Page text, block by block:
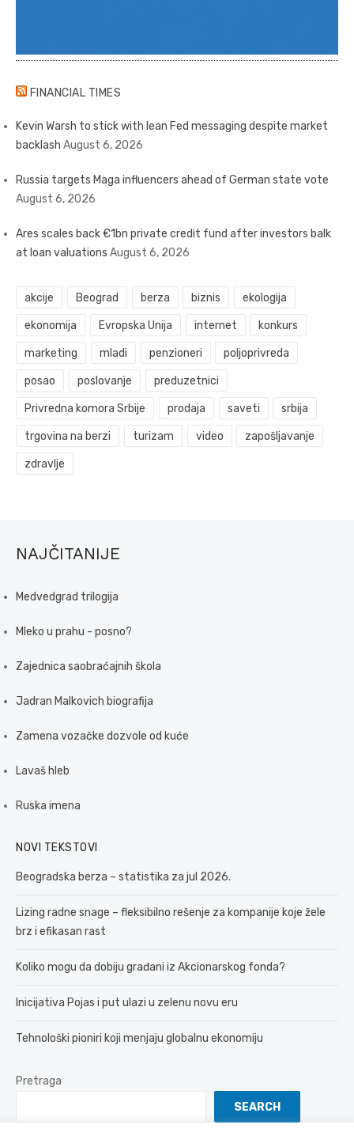
FINANCIAL TIMES
Kevin Warsh to stick with lean Fed messaging despite market
backlash August 6, 2026
Russia targets Maga influencers ahead of German state vote
August 6, 2026
Ares scales back €1bn private credit fund after investors balk
at loan valuations August 6, 2026
akcije Beograd berza biznis ekologija
ekonomija Evropska Unija internet konkurs
marketing mladi penzioneri poljoprivreda
posao poslovanje preduzetnici
Privredna komora Srbije prodaja saveti srbija
trgovina na berzi turizam video zapošljavanje
zdravlje
NAJČITANIJE
Medvedgrad trilogija
Mleko u prahu - posno?
Zajednica saobraćajnih škola
Jadran Malkovich biografija
Zamena vozačke dozvole od kuće
Lavaš hleb
Ruska imena
NOVI TEKSTOVI
Beogradska berza – statistika za jul 2026.
Lizing radne snage – fleksibilno rešenje za kompanije koje žele
brz i efikasan rast
Koliko mogu da dobiju građani iz Akcionarskog fonda?
Inicijativa Pojas i put ulazi u zelenu novu eru
Tehnološki pioniri koji menjaju globalnu ekonomiju
Pretraga
SEARCH